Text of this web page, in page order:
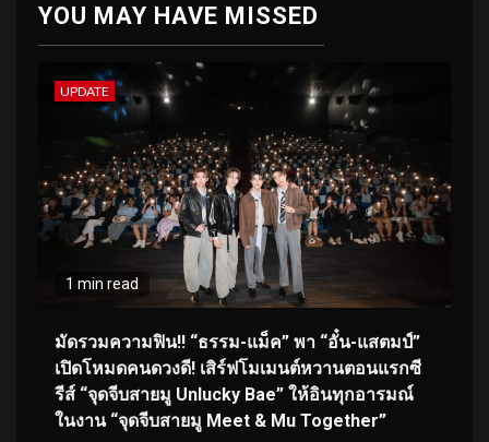
YOU MAY HAVE MISSED
UPDATE
1 min read
มัดรวมความฟิน!! “ธรรม-แม็ค” พา “อั๋น-แสตมป์”
เปิดโหมดคนดวงดี! เสิร์ฟโมเมนต์หวานตอนแรกซี
รีส์ “จุดจีบสายมู Unlucky Bae” ให้อินทุกอารมณ์
ในงาน “จุดจีบสายมู Meet & Mu Together”